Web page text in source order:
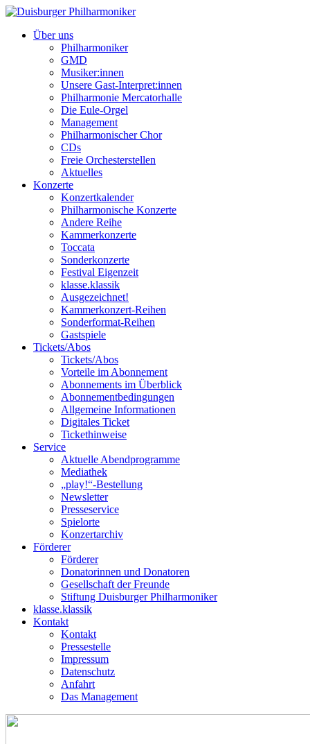
Über uns
Philharmoniker
GMD
Musiker:innen
Unsere Gast-Interpret:innen
Philharmonie Mercatorhalle
Die Eule-Orgel
Management
Philharmonischer Chor
CDs
Freie Orchesterstellen
Aktuelles
Konzerte
Konzertkalender
Philharmonische Konzerte
Andere Reihe
Kammerkonzerte
Toccata
Sonderkonzerte
Festival Eigenzeit
klasse.klassik
Ausgezeichnet!
Kammerkonzert-Reihen
Sonderformat-Reihen
Gastspiele
Tickets/Abos
Tickets/Abos
Vorteile im Abonnement
Abonnements im Überblick
Abonnement­bedingungen
Allgemeine Informationen
Digitales Ticket
Ticket­hinweise
Service
Aktuelle Abendprogramme
Mediathek
„play!“-Bestellung
Newsletter
Presseservice
Spielorte
Konzertarchiv
Förderer
Förderer
Donatorinnen und Donatoren
Gesellschaft der Freunde
Stiftung Duisburger Philharmoniker
klasse.klassik
Kontakt
Kontakt
Pressestelle
Impressum
Datenschutz
Anfahrt
Das Management